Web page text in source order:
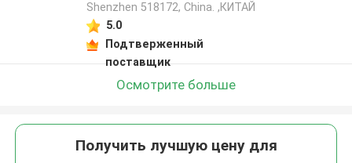
Shenzhen 518172, China. ,КИТАЙ
5.0
Подтверженный
поставщик
Осмотрите больше
Получить лучшую цену для